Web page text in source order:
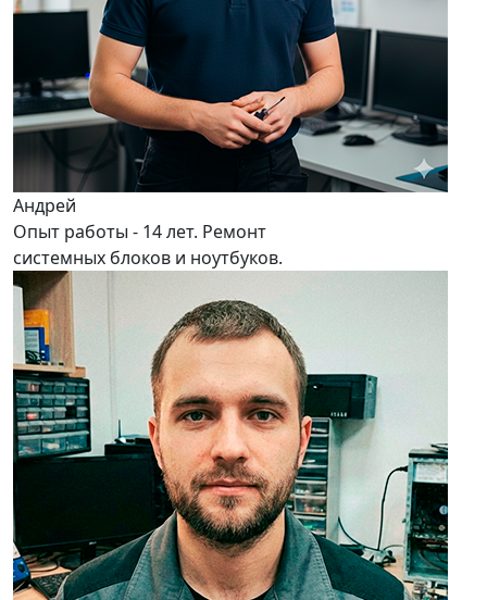
Андрей
Опыт работы - 14 лет. Ремонт
системных блоков и ноутбуков.